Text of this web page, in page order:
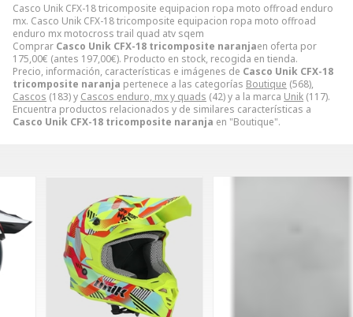
Casco Unik CFX-18 tricomposite equipacion ropa moto offroad enduro
mx. Casco Unik CFX-18 tricomposite equipacion ropa moto offroad
enduro mx motocross trail quad atv sqem
Comprar Casco Unik CFX-18 tricomposite naranjaen oferta por
175,00€ (antes 197,00€). Producto en stock, recogida en tienda.
Precio, información, características e imágenes de Casco Unik CFX-18
tricomposite naranja pertenece a las categorías Boutique (568),
Cascos (183) y Cascos enduro, mx y quads (42) y a la marca Unik (117).
Encuentra productos relacionados y de similares características a
Casco Unik CFX-18 tricomposite naranja en "Boutique".